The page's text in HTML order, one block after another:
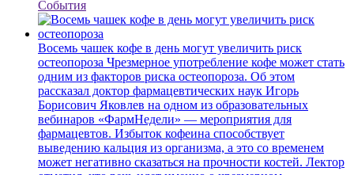
События
Восемь чашек кофе в день могут увеличить риск
остеопороза Чрезмерное употребление кофе может стать
одним из факторов риска остеопороза. Об этом
рассказал доктор фармацевтических наук Игорь
Борисович Яковлев на одном из образовательных
вебинаров «ФармНедели» — мероприятия для
фармацевтов. Избыток кофеина способствует
выведению кальция из организма, а это со временем
может негативно сказаться на прочности костей. Лектор